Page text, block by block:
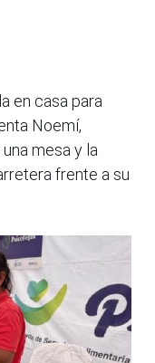
en casa para
Noemí,
mesa y la
frente a su